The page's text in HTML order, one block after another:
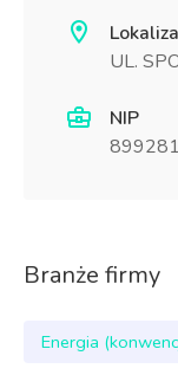
UL.
NIP
Branże firmy
Energia